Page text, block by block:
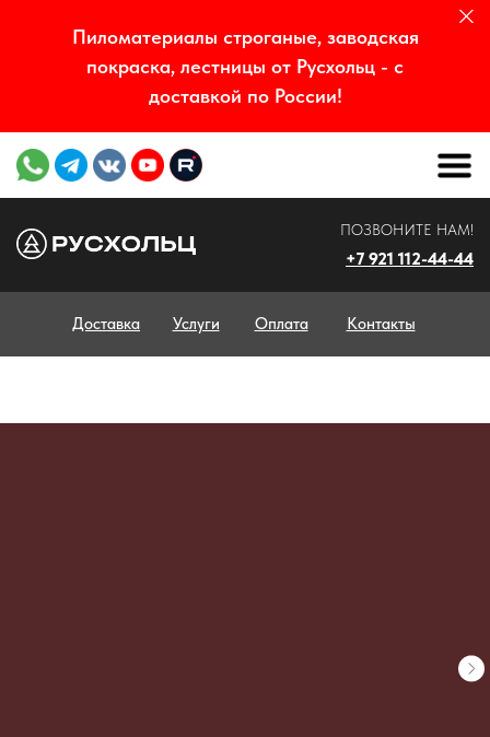
Пиломатериалы строганые, заводская
покраска, лестницы от Русхольц - с
доставкой по России!
ПОЗВОНИТЕ НАМ!
+7 921 112-44-44
Доставка Услуги Оплата Контакты